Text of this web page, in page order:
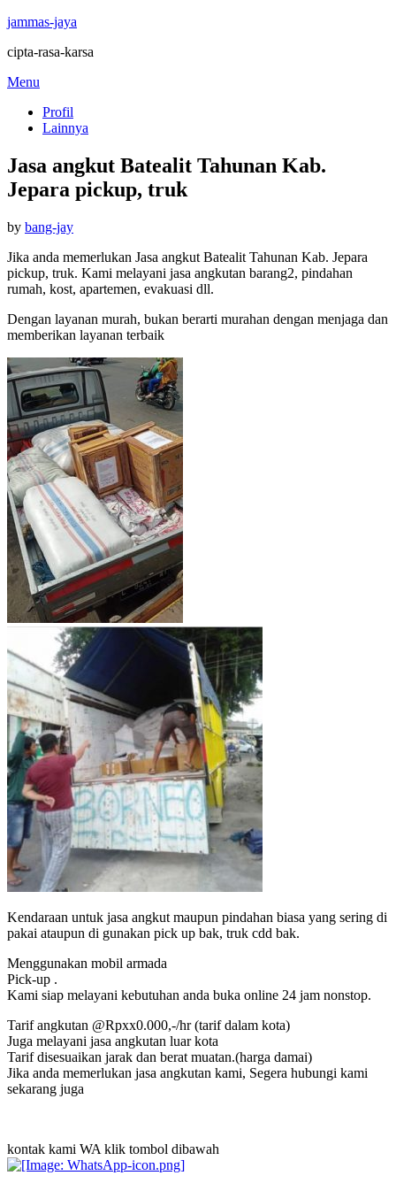
jammas-jaya
cipta-rasa-karsa
Skip
content
Menu
Profil
Lainnya
Jasa angkut Batealit Tahunan Kab.
Jepara pickup, truk
by bang-jayPosted
Jika anda memerlukan Jasa angkut Batealit Tahunan Kab. Jepara
pickup, truk. Kami melayani jasa angkutan barang2, pindahan
rumah, kost, apartemen, evakuasi dll.
Dengan layanan murah, bukan berarti murahan dengan menjaga dan
memberikan layanan terbaik
Kendaraan untuk jasa angkut maupun pindahan biasa yang sering di
pakai ataupun di gunakan pick up bak, truk cdd bak.
Menggunakan mobil armada
Pick-up .
Kami siap melayani kebutuhan anda buka online 24 jam nonstop.
Tarif angkutan @Rpxx0.000,-/hr (tarif dalam kota)
Juga melayani jasa angkutan luar kota
Tarif disesuaikan jarak dan berat muatan.(harga damai)
Jika anda memerlukan jasa angkutan kami, Segera hubungi kami
sekarang juga
kontak kami WA klik tombol dibawah